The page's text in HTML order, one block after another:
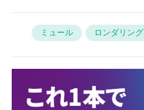
ミュール ロンダリング